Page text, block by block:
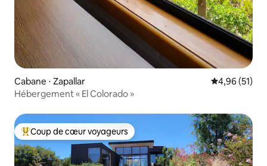
Cabane ⋅ Zapallar Évaluation
4,96 (51)
Hébergement « El Colorado »
Coups de cœur voyageurs les plus appréciés
Coup de cœur voyageurs